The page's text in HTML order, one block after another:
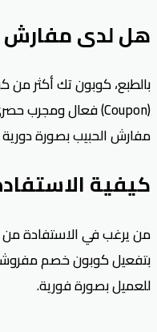
هل لدى مفارش
بالطبع، كوبون تك أكثر من
مفارش الحبيب بصورة
كيفية
للعميل بصورة فورية.